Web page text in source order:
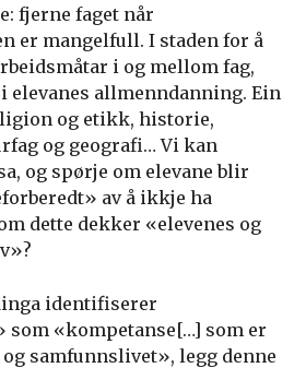
fjerne faget når
er mangelfull. I staden for å
i og mellom fag,
elevanes allmenndanning. Ein
og etikk, historie,
og geografi… Vi kan
og spørje om elevane blir
av å ikkje ha
dette dekker «elevenes og
identifiserer
som «kompetanse[…] som er
samfunnslivet», legg denne